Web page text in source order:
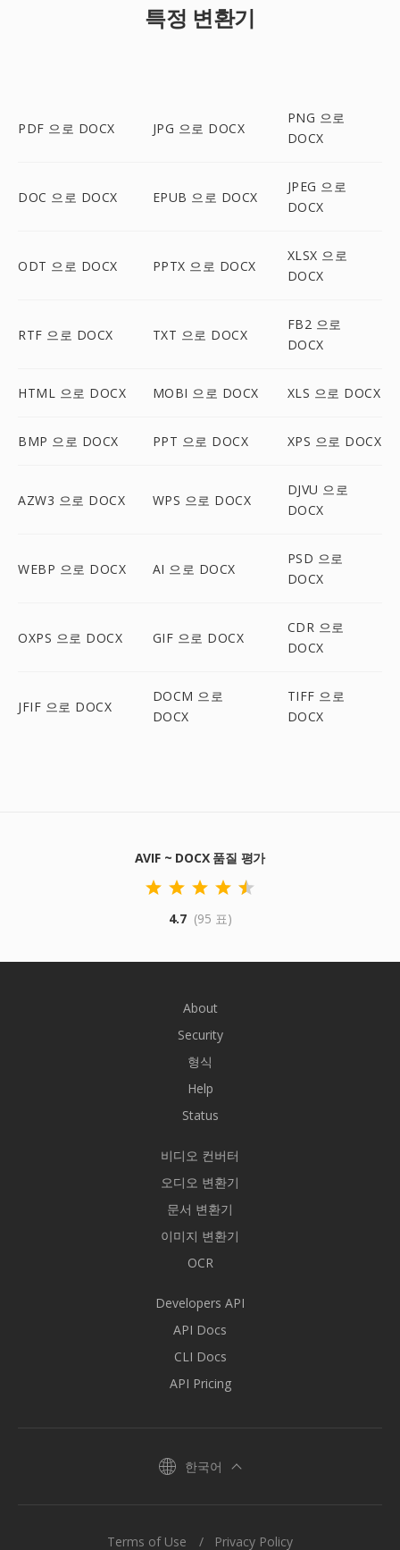
특정 변환기
PDF 으로 DOCX JPG 으로 DOCX
PNG 으로
DOCX
DOC 으로 DOCX EPUB 으로 DOCX
JPEG 으로
DOCX
ODT 으로 DOCX PPTX 으로 DOCX
XLSX 으로
DOCX
RTF 으로 DOCX TXT 으로 DOCX
FB2 으로
DOCX
HTML 으로 DOCX MOBI 으로 DOCX XLS 으로 DOCX
BMP 으로 DOCX PPT 으로 DOCX XPS 으로 DOCX
AZW3 으로 DOCX WPS 으로 DOCX
DJVU 으로
DOCX
WEBP 으로 DOCX AI 으로 DOCX
PSD 으로
DOCX
OXPS 으로 DOCX GIF 으로 DOCX
CDR 으로
DOCX
JFIF 으로 DOCX
DOCM 으로
DOCX
TIFF 으로
DOCX
AVIF ~ DOCX 품질 평가
4.7 (95 표)
About
Security
형식
Help
Status
비디오 컨버터
오디오 변환기
문서 변환기
이미지 변환기
OCR
Developers API
API Docs
CLI Docs
API Pricing
한국어
Terms of Use Privacy Policy